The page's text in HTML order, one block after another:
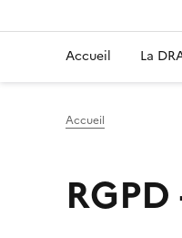
Accueil La
Accueil